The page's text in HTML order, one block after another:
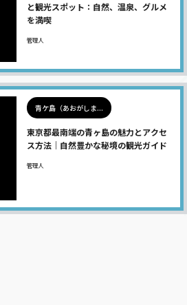
と観光スポット：自然、温泉、グルメ
を満喫
管理人
青ケ島（あおがしま...
東京都最南端の青ヶ島の魅力とアクセ
ス方法｜自然豊かな秘境の観光ガイド
管理人